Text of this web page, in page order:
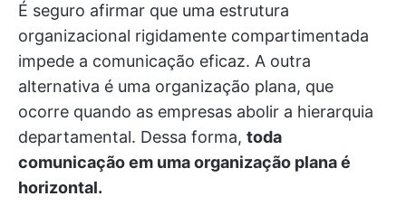
É seguro afirmar que uma estrutura
organizacional rigidamente compartimentada
impede a comunicação eficaz. A outra
alternativa é uma organização plana, que
ocorre quando as empresas abolir a hierarquia
departamental. Dessa forma, toda
comunicação em uma organização plana é
horizontal.